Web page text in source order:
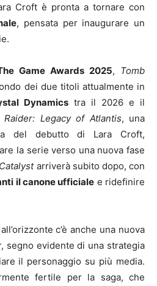
Croft è pronta a tornare con
, pensata per inaugurare un
Game Awards 2025, Tomb
dei due titoli attualmente in
Dynamics tra il 2026 e il
Raider: Legacy of Atlantis, una
del debutto di Lara Croft,
la serie verso una nuova fase
Catalystarriverà subito dopo, con
il canone ufficiale e ridefinire
c’è anche una nuova
segno evidente di una strategia
il personaggio su più media.
fertile per la saga, che